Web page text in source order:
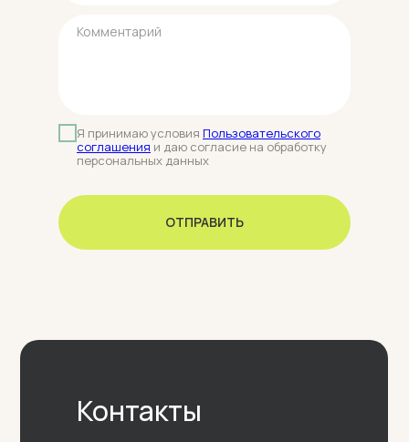
Я принимаю условия Пользовательского
соглашения и даю согласие на обработку
персональных данных
ОТПРАВИТЬ
Контакты